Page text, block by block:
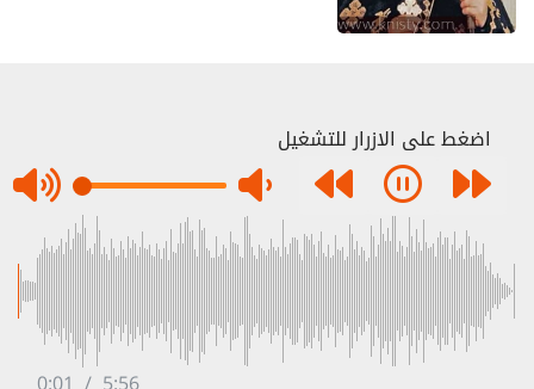
اضغط على الازرار للتشغيل